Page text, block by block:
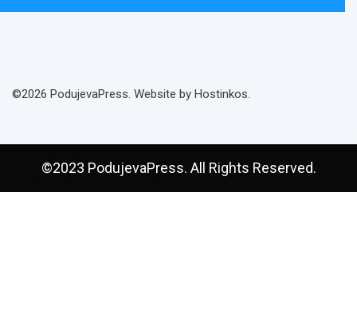
©2026 PodujevaPress. Website by Hostinkos.
©2023 PodujevaPress. All Rights Reserved.